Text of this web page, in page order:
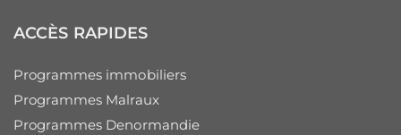
ACCÈS RAPIDES
Programmes immobiliers
Programmes Malraux
Programmes Denormandie